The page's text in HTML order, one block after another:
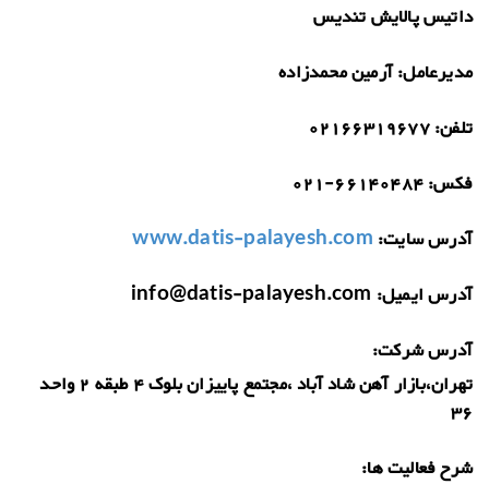
داتیس پالایش تندیس
مدیرعامل:آرمین محمدزاده
تلفن:02166319677
فکس:021-66140484
آدرس سایت: www.datis-palayesh.com
آدرس ایمیل: info@datis-palayesh.com
آدرس شرکت:
تهران،بازار آهن شاد آباد ،مجتمع پاییزان بلوک 4 طبقه 2 واحد
36
شرح فعالیت ها: